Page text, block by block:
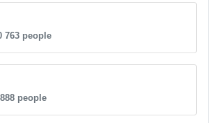
763 people
people